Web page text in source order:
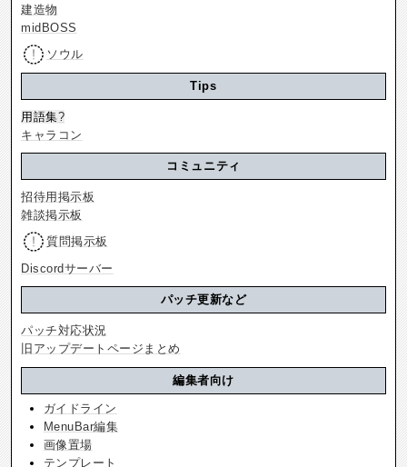
建造物
midBOSS
ソウル
Tips
用語集?
キャラコン
コミュニティ
招待用掲示板
雑談掲示板
質問掲示板
Discordサーバー
パッチ更新など
パッチ対応状況
旧アップデートページまとめ
編集者向け
ガイドライン
MenuBar編集
画像置場
テンプレート